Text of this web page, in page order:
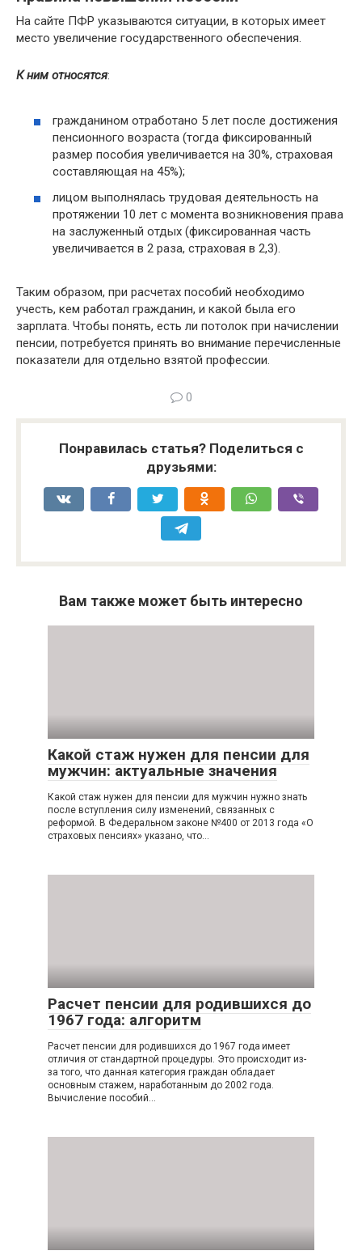
На сайте ПФР указываются ситуации, в которых имеет
место увеличение государственного обеспечения.
К ним относятся:
гражданином отработано 5 лет после достижения
пенсионного возраста (тогда фиксированный
размер пособия увеличивается на 30%, страховая
составляющая на 45%);
лицом выполнялась трудовая деятельность на
протяжении 10 лет с момента возникновения права
на заслуженный отдых (фиксированная часть
увеличивается в 2 раза, страховая в 2,3).
Таким образом, при расчетах пособий необходимо
учесть, кем работал гражданин, и какой была его
зарплата. Чтобы понять, есть ли потолок при начислении
пенсии, потребуется принять во внимание перечисленные
показатели для отдельно взятой профессии.
0
Понравилась статья? Поделиться с
друзьями:
Вам также может быть интересно
Какой стаж нужен для пенсии для
мужчин: актуальные значения
Какой стаж нужен для пенсии для мужчин нужно знать
после вступления силу изменений, связанных с
реформой. В Федеральном законе №400 от 2013 года «О
страховых пенсиях» указано, что…
Расчет пенсии для родившихся до
1967 года: алгоритм
Расчет пенсии для родившихся до 1967 года имеет
отличия от стандартной процедуры. Это происходит из-
за того, что данная категория граждан обладает
основным стажем, наработанным до 2002 года.
Вычисление пособий…